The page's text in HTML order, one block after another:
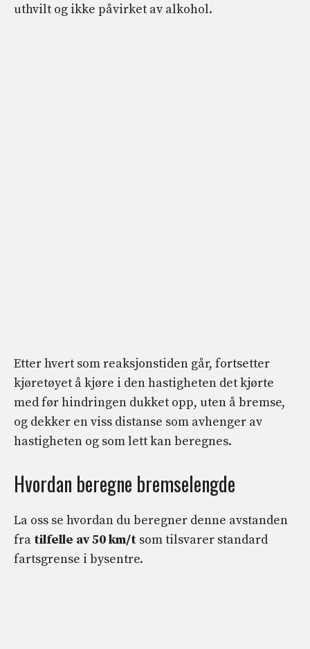
uthvilt og ikke påvirket av alkohol.
Etter hvert som reaksjonstiden går, fortsetter
kjøretøyet å kjøre i den hastigheten det kjørte
med før hindringen dukket opp, uten å bremse,
og dekker en viss distanse som avhenger av
hastigheten og som lett kan beregnes.
Hvordan beregne bremselengde
La oss se hvordan du beregner denne avstanden
fra tilfelle av50 km/t som tilsvarer standard
fartsgrense i bysentre.